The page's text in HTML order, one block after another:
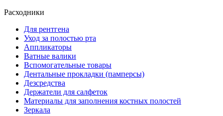
Расходники
Для рентгена
Уход за полостью рта
Аппликаторы
Ватные валики
Вспомогательные товары
Дентальные прокладки (памперсы)
Дезсредства
Держатели для салфеток
Материалы для заполнения костных полостей
Зеркала